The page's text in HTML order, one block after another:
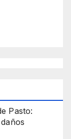
Pasto: